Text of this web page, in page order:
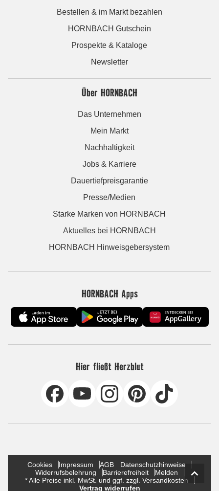
Bestellen & im Markt bezahlen
HORNBACH Gutschein
Prospekte & Kataloge
Newsletter
Über HORNBACH
Das Unternehmen
Mein Markt
Nachhaltigkeit
Jobs & Karriere
Dauertiefpreisgarantie
Presse/Medien
Starke Marken von HORNBACH
Aktuelles bei HORNBACH
HORNBACH Hinweisgebersystem
HORNBACH Apps
Hier fließt Herzblut
Cookies Impressum AGB
Datenschutzhinweise
Widerrufsbelehrung
Barrierefreiheit
Melden
* Alle Preise inkl. MwSt. und ggf. zzgl. Versandkosten
Vertrag widerrufen